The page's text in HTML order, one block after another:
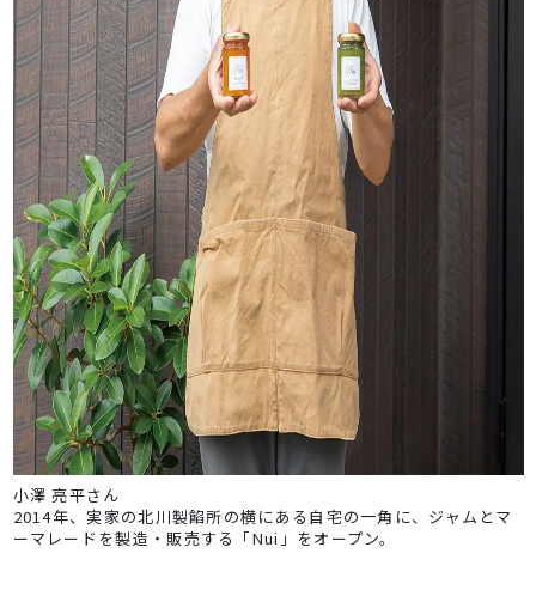
小澤 亮平さん
2014年、実家の北川製餡所の横にある自宅の一角に、ジャムとマ
ーマレードを製造・販売する「Nui」をオープン。